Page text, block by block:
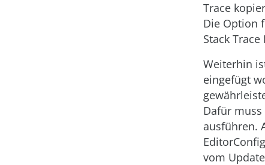
Trace
Die Option
Stack Trace
Weiterhin
eingefügt
Dafür
ausführen.
vom